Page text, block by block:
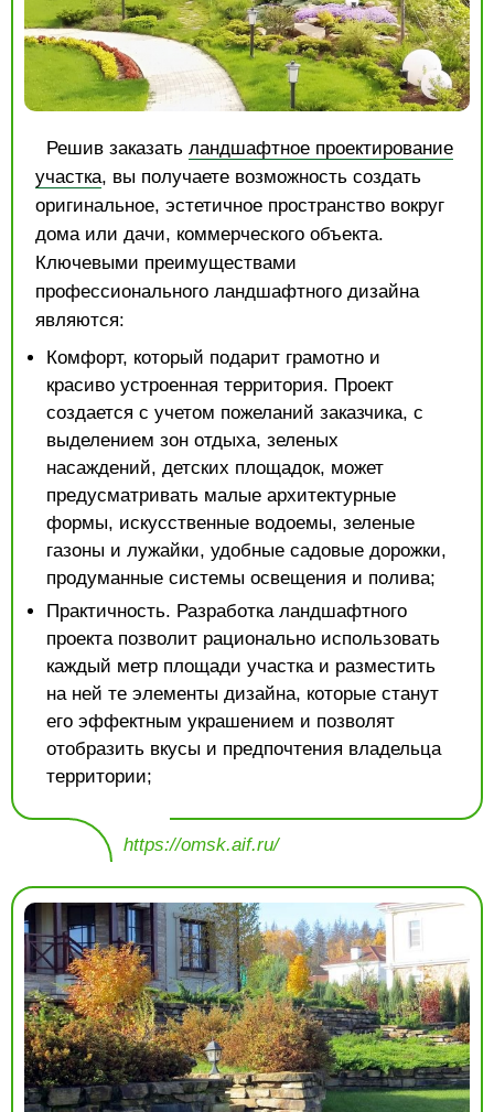
Решив заказать ландшафтное проектирование
участка, вы получаете возможность создать
оригинальное, эстетичное пространство вокруг
дома или дачи, коммерческого объекта.
Ключевыми преимуществами
профессионального ландшафтного дизайна
являются:
Комфорт, который подарит грамотно и
красиво устроенная территория. Проект
создается с учетом пожеланий заказчика, с
выделением зон отдыха, зеленых
насаждений, детских площадок, может
предусматривать малые архитектурные
формы, искусственные водоемы, зеленые
газоны и лужайки, удобные садовые дорожки,
продуманные системы освещения и полива;
Практичность. Разработка ландшафтного
проекта позволит рационально использовать
каждый метр площади участка и разместить
на ней те элементы дизайна, которые станут
его эффектным украшением и позволят
отобразить вкусы и предпочтения владельца
территории;
https://omsk.aif.ru/